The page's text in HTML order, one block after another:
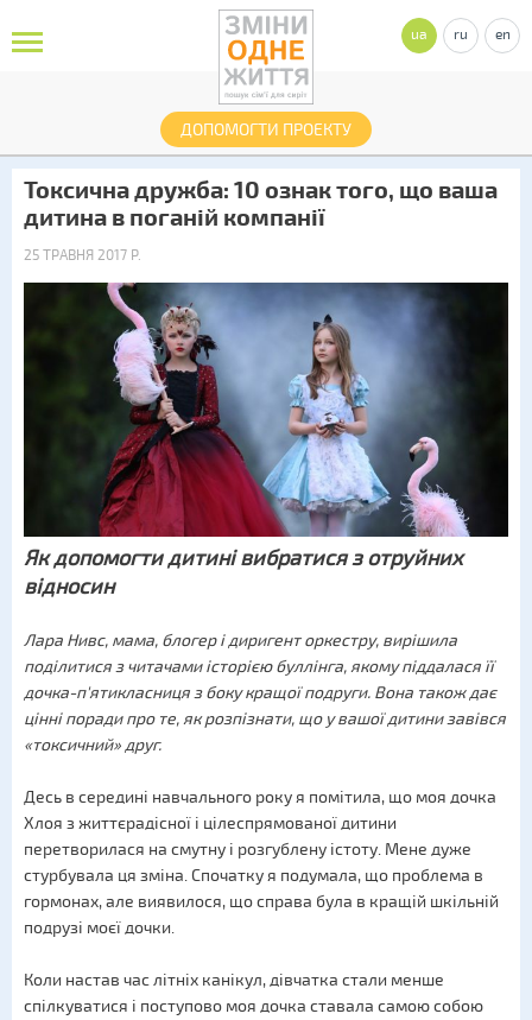
ДОПОМОГТИ ПРОЕКТУ
ua ru en
Токсична дружба: 10 ознак того, що ваша
дитина в поганій компанії
25 ТРАВНЯ 2017 Р.
Як допомогти дитині вибратися з отруйних
відносин
Лара Нивс, мама, блогер і диригент оркестру, вирішила
поділитися з читачами історією буллінга, якому піддалася її
дочка-п'ятикласниця з боку кращої подруги. Вона також дає
цінні поради про те, як розпізнати, що у вашої дитини завівся
«токсичний» друг.
Десь в середині навчального року я помітила, що моя дочка
Хлоя з життєрадісної і цілеспрямованої дитини
перетворилася на смутну і розгублену істоту. Мене дуже
стурбувала ця зміна. Спочатку я подумала, що проблема в
гормонах, але виявилося, що справа була в кращій шкільній
подрузі моєї дочки.
Коли настав час літніх канікул, дівчатка стали менше
спілкуватися і поступово моя дочка ставала самою собою